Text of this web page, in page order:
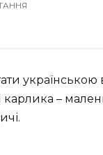
українською
–